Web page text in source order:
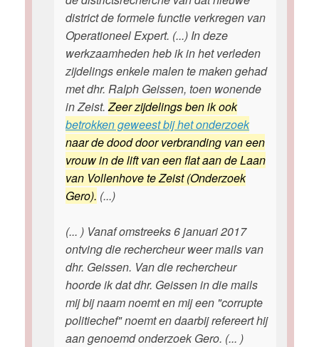
district de formele functie verkregen van
Operationeel Expert. (...) In deze
werkzaamheden heb ik in het verleden
zijdelings enkele malen te maken gehad
met dhr. Ralph Geissen, toen wonende
in Zeist.Zeer zijdelings ben ik ook
betrokken geweest bij het onderzoek
naar de dood door verbranding van een
vrouw in de lift van een flat aan de Laan
van Vollenhove te Zeist (Onderzoek
Gero). (...)
(... ) Vanaf omstreeks 6 januari 2017
ontving die rechercheur weer mails van
dhr. Geissen. Van die rechercheur
hoorde ik dat dhr. Geissen in die mails
mij bij naam noemt en mij een "corrupte
politiechef" noemt en daarbij refereert hij
aan genoemd onderzoek Gero. (... )